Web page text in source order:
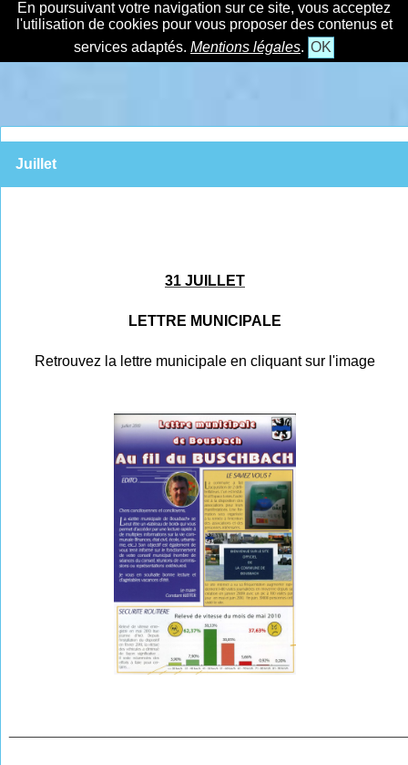
En poursuivant votre navigation sur ce site, vous acceptez
l'utilisation de cookies pour vous proposer des contenus et
services adaptés. Mentions légales. OK
Juillet
31 JUILLET
LETTRE MUNICIPALE
Retrouvez la lettre municipale en cliquant sur l'image